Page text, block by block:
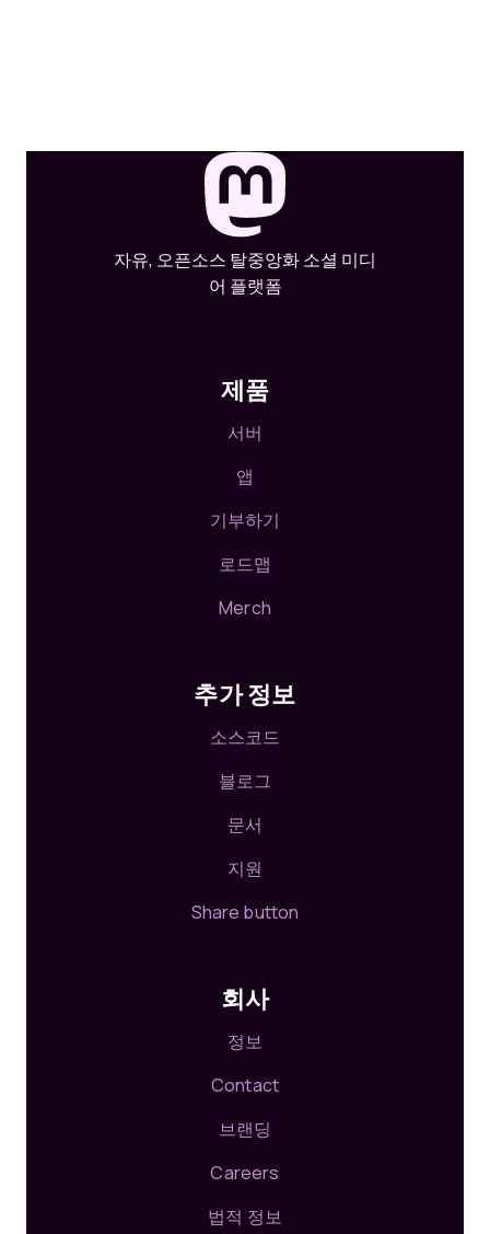
자유, 오픈소스 탈중앙화 소셜 미디
어 플랫폼
제품
서버
앱
기부하기
로드맵
Merch
추가 정보
소스코드
블로그
문서
지원
Share button
회사
정보
Contact
브랜딩
Careers
법적 정보